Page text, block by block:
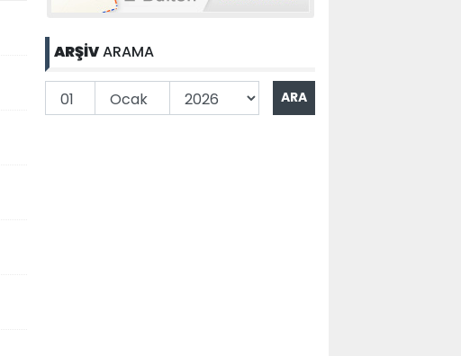
ARŞİVARAMA